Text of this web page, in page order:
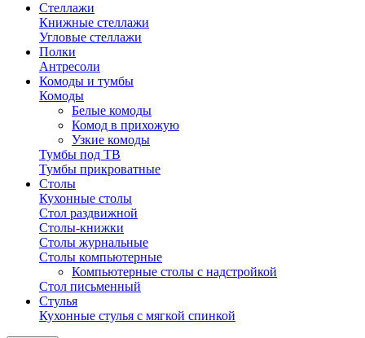
Стеллажи
Книжные стеллажи
Угловые стеллажи
Полки
Антресоли
Комоды и тумбы
Комоды
Белые комоды
Комод в прихожую
Узкие комоды
Тумбы под ТВ
Тумбы прикроватные
Столы
Кухонные столы
Стол раздвижной
Столы-книжки
Столы журнальные
Столы компьютерные
Компьютерные столы с надстройкой
Стол письменный
Стулья
Кухонные стулья с мягкой спинкой